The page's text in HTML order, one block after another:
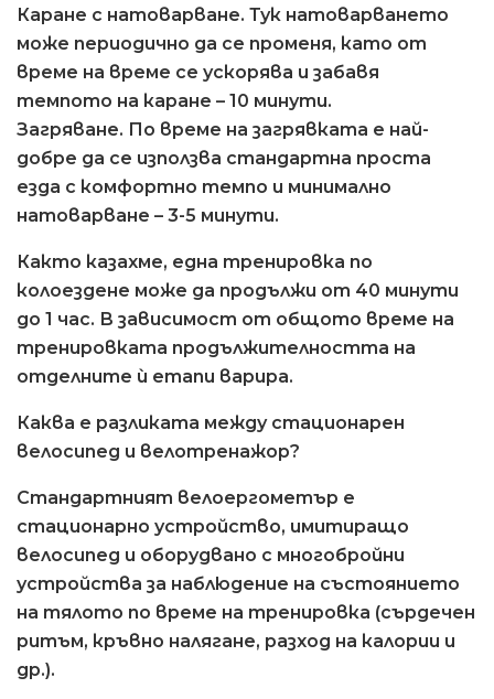
Каране с натоварване. Тук натоварването
може периодично да се променя, като от
време на време се ускорява и забавя
темпото на каране – 10 минути.
Загряване. По време на загрявката е най-
добре да се използва стандартна проста
езда с комфортно темпо и минимално
натоварване – 3-5 минути.
Както казахме, една тренировка по
колоездене може да продължи от 40 минути
до 1 час. В зависимост от общото време на
тренировката продължителността на
отделните ѝ етапи варира.
Каква е разликата между стационарен
велосипед и велотренажор?
Стандартният велоергометър е
стационарно устройство, имитиращо
велосипед и оборудвано с многобройни
устройства за наблюдение на състоянието
на тялото по време на тренировка (сърдечен
ритъм, кръвно налягане, разход на калории и
др.).